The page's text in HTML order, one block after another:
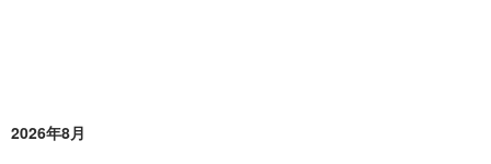
2026年8月